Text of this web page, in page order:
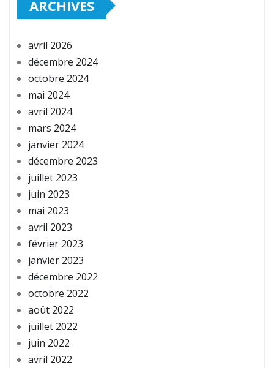
ARCHIVES
avril 2026
décembre 2024
octobre 2024
mai 2024
avril 2024
mars 2024
janvier 2024
décembre 2023
juillet 2023
juin 2023
mai 2023
avril 2023
février 2023
janvier 2023
décembre 2022
octobre 2022
août 2022
juillet 2022
juin 2022
avril 2022